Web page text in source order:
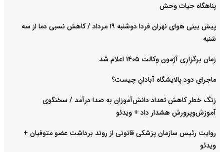
پناهگاه حیات وحش
پیش بینی هوای نهران فردا دوشنبه ۱۹ مرداد / کاهش نسبی دما از سه
شنبه
زمان برگزاری آژمون وکالت ۱۴۰۵ اعلام شد
ماجرای دود پالایشگاه آبادان چیست؟
زنگ خطر کاهش تعداد دانش‌آموزان به صدا درآمد / سخنگوی
آموزش‌وپرورش هشدار داد +‌ ویدئو
روایت رئیس سازمان پزشکی قانونی از روند برداشت عضو متوفیان +
ویدئو